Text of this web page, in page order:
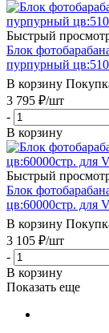
Быстрый
Блок
пурпурный
В корзину
3 795 ₽/шт
-
В корзину
Быстрый
Блок
цв:60000стр. для
В корзину
3 105 ₽/шт
-
В корзину
Показать еще